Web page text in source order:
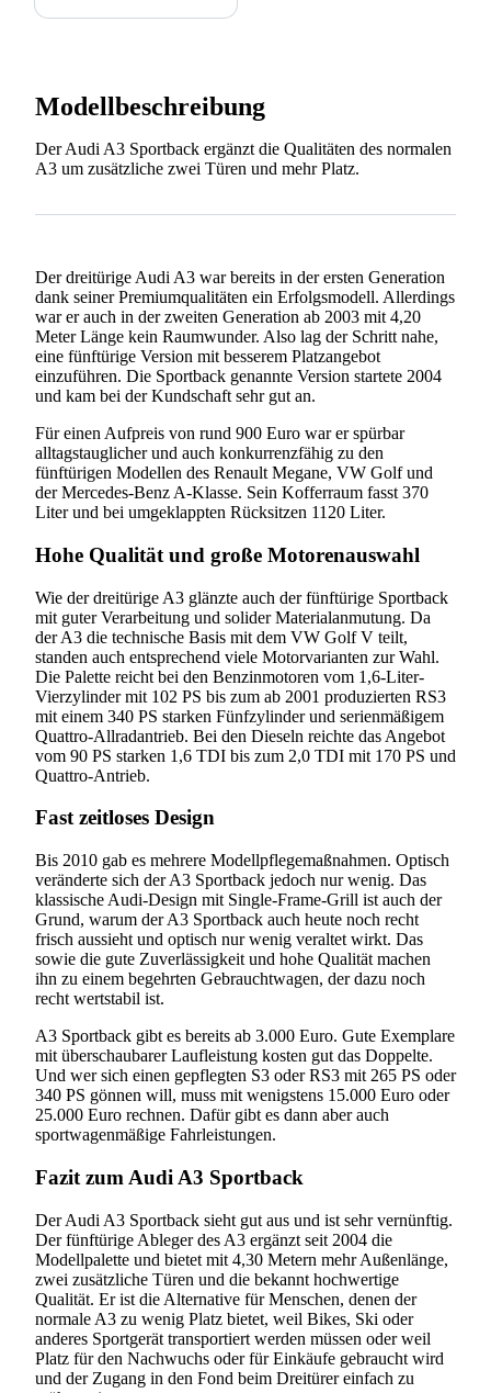
Modellbeschreibung
Der Audi A3 Sportback ergänzt die Qualitäten des normalen
A3 um zusätzliche zwei Türen und mehr Platz.
Der dreitürige Audi A3 war bereits in der ersten Generation
dank seiner Premiumqualitäten ein Erfolgsmodell. Allerdings
war er auch in der zweiten Generation ab 2003 mit 4,20
Meter Länge kein Raumwunder. Also lag der Schritt nahe,
eine fünftürige Version mit besserem Platzangebot
einzuführen. Die Sportback genannte Version startete 2004
und kam bei der Kundschaft sehr gut an.
Für einen Aufpreis von rund 900 Euro war er spürbar
alltagstauglicher und auch konkurrenzfähig zu den
fünftürigen Modellen des Renault Megane, VW Golf und
der Mercedes-Benz A-Klasse. Sein Kofferraum fasst 370
Liter und bei umgeklappten Rücksitzen 1120 Liter.
Hohe Qualität und große Motorenauswahl
Wie der dreitürige A3 glänzte auch der fünftürige Sportback
mit guter Verarbeitung und solider Materialanmutung. Da
der A3 die technische Basis mit dem VW Golf V teilt,
standen auch entsprechend viele Motorvarianten zur Wahl.
Die Palette reicht bei den Benzinmotoren vom 1,6-Liter-
Vierzylinder mit 102 PS bis zum ab 2001 produzierten RS3
mit einem 340 PS starken Fünfzylinder und serienmäßigem
Quattro-Allradantrieb. Bei den Dieseln reichte das Angebot
vom 90 PS starken 1,6 TDI bis zum 2,0 TDI mit 170 PS und
Quattro-Antrieb.
Fast zeitloses Design
Bis 2010 gab es mehrere Modellpflegemaßnahmen. Optisch
veränderte sich der A3 Sportback jedoch nur wenig. Das
klassische Audi-Design mit Single-Frame-Grill ist auch der
Grund, warum der A3 Sportback auch heute noch recht
frisch aussieht und optisch nur wenig veraltet wirkt. Das
sowie die gute Zuverlässigkeit und hohe Qualität machen
ihn zu einem begehrten Gebrauchtwagen, der dazu noch
recht wertstabil ist.
A3 Sportback gibt es bereits ab 3.000 Euro. Gute Exemplare
mit überschaubarer Laufleistung kosten gut das Doppelte.
Und wer sich einen gepflegten S3 oder RS3 mit 265 PS oder
340 PS gönnen will, muss mit wenigstens 15.000 Euro oder
25.000 Euro rechnen. Dafür gibt es dann aber auch
sportwagenmäßige Fahrleistungen.
Fazit zum Audi A3 Sportback
Der Audi A3 Sportback sieht gut aus und ist sehr vernünftig.
Der fünftürige Ableger des A3 ergänzt seit 2004 die
Modellpalette und bietet mit 4,30 Metern mehr Außenlänge,
zwei zusätzliche Türen und die bekannt hochwertige
Qualität. Er ist die Alternative für Menschen, denen der
normale A3 zu wenig Platz bietet, weil Bikes, Ski oder
anderes Sportgerät transportiert werden müssen oder weil
Platz für den Nachwuchs oder für Einkäufe gebraucht wird
und der Zugang in den Fond beim Dreitürer einfach zu